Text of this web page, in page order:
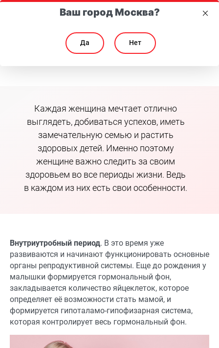
Счастье быть женщиной: от первой менструации до менопаузы
Каждая женщина мечтает отлично
выглядеть, добиваться успехов, иметь
замечательную семью и растить
здоровых детей. Именно поэтому
женщине важно следить за своим
здоровьем во все периоды жизни. Ведь
в каждом из них есть свои особенности.
Внутриутробный период. В это время уже
развиваются и начинают функционировать основные
органы репродуктивной системы. Еще до рождения у
малышки формируется гормональный фон,
закладывается количество яйцеклеток, которое
определяет её возможности стать мамой, и
формируется гипоталамо-гипофизарная система,
которая контролирует весь гормональный фон.
Ваш город Москва?
Да Нет